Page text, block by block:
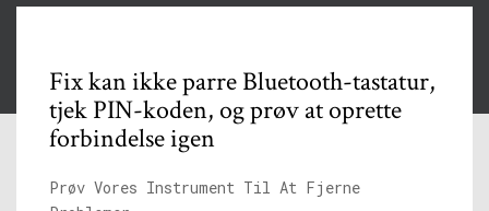
Fix kan ikke parre Bluetooth-tastatur,
tjek PIN-koden, og prøv at oprette
forbindelse igen
Prøv Vores Instrument Til At Fjerne